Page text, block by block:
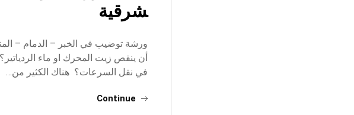
شرقية
ورشة توضيب في الخبر – الدمام –
أن ينقص زيت المحرك او ماء
في نقل السرعات؟ هناك الكثير من…
Continue